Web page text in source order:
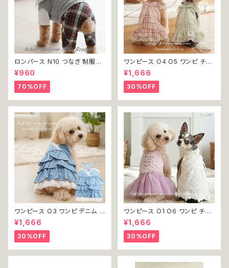
ロンパース N10 つなぎ 制服風
チェック柄 グレー 灰色 コスチュ
ーム コスプレ ドッグウェア dog
犬 猫 ペット 服 犬服 洋服 オシ
ャレ かわいい 小型犬 返品交換
不可
¥960
70%OFF
ワンピース O4 O5 ワンピ チェ
ック プリーツ レース 女の子 犬
犬服 小型 猫 服 洋服 ペット do
g ドッグウェア おしゃれ かわい
い 返品交換不可
¥1,666
30%OFF
ワンピース O3 ワンピ デニム プ
リーツ レース 女の子 犬 犬服
小型 猫 服 洋服 ペット dog ド
ッグウェア おしゃれ かわいい 返
品交換不可
¥1,666
30%OFF
ワンピース O1 O6 ワンピ チュ
ール レース 花 フラワー 女の子
犬 犬服 小型 猫 服 洋服 ペット
dog ドッグウェア おしゃれ かわ
いい 返品交換不可
¥1,666
30%OFF